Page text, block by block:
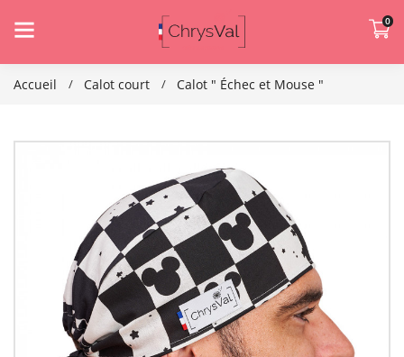
0
Accueil Calot court Calot " Échec et Mouse "